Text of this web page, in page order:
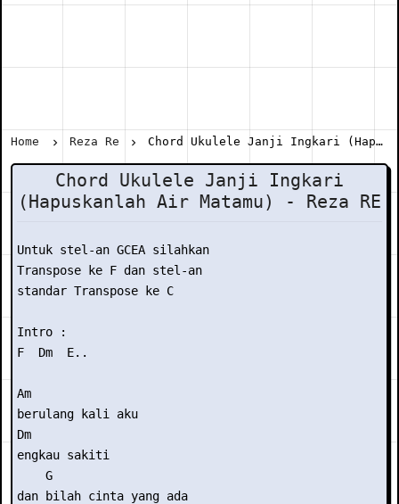
Home Reza Re Chord Ukulele Janji Ingkari (Hapuskanlah Air Matamu) - Reza RE
Chord Ukulele Janji Ingkari
(Hapuskanlah Air Matamu) - Reza RE
Untuk stel-an GCEA silahkan
Transpose ke F dan stel-an
standar Transpose ke C
Intro :
F  Dm  E..
Am
berulang kali aku
Dm
engkau sakiti
    G
dan bilah cinta yang ada